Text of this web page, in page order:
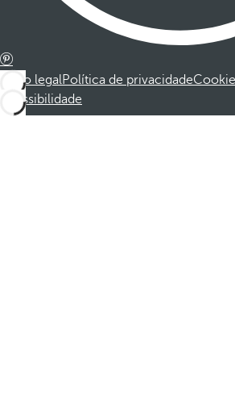
Aviso legalPolítica de privacidade
Acessibilidade